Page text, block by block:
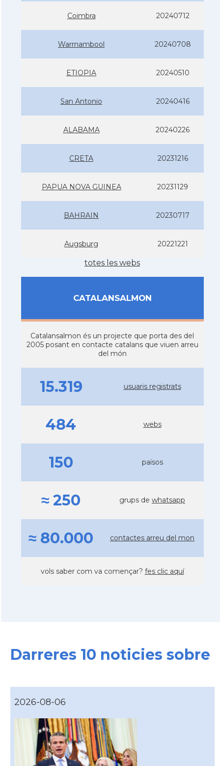
Coimbra 20240712
Warrnambool 20240708
ETIOPIA 20240510
San Antonio 20240416
ALABAMA 20240226
CRETA 20231216
PAPUA NOVA GUINEA 20231129
BAHRAIN 20230717
Augsburg 20221221
totes les webs
CATALANSALMON
Catalansalmon és un projecte que porta des del
2005 posant en contacte catalans que viuen arreu
del món
15.319 usuaris registrats
484 webs
150 països
≈ 250 grups de whatsapp
≈ 80.000 contactes arreu del mon
vols saber com va començar? fes clic aquí
Darreres 10 noticies sobre
2026-08-06